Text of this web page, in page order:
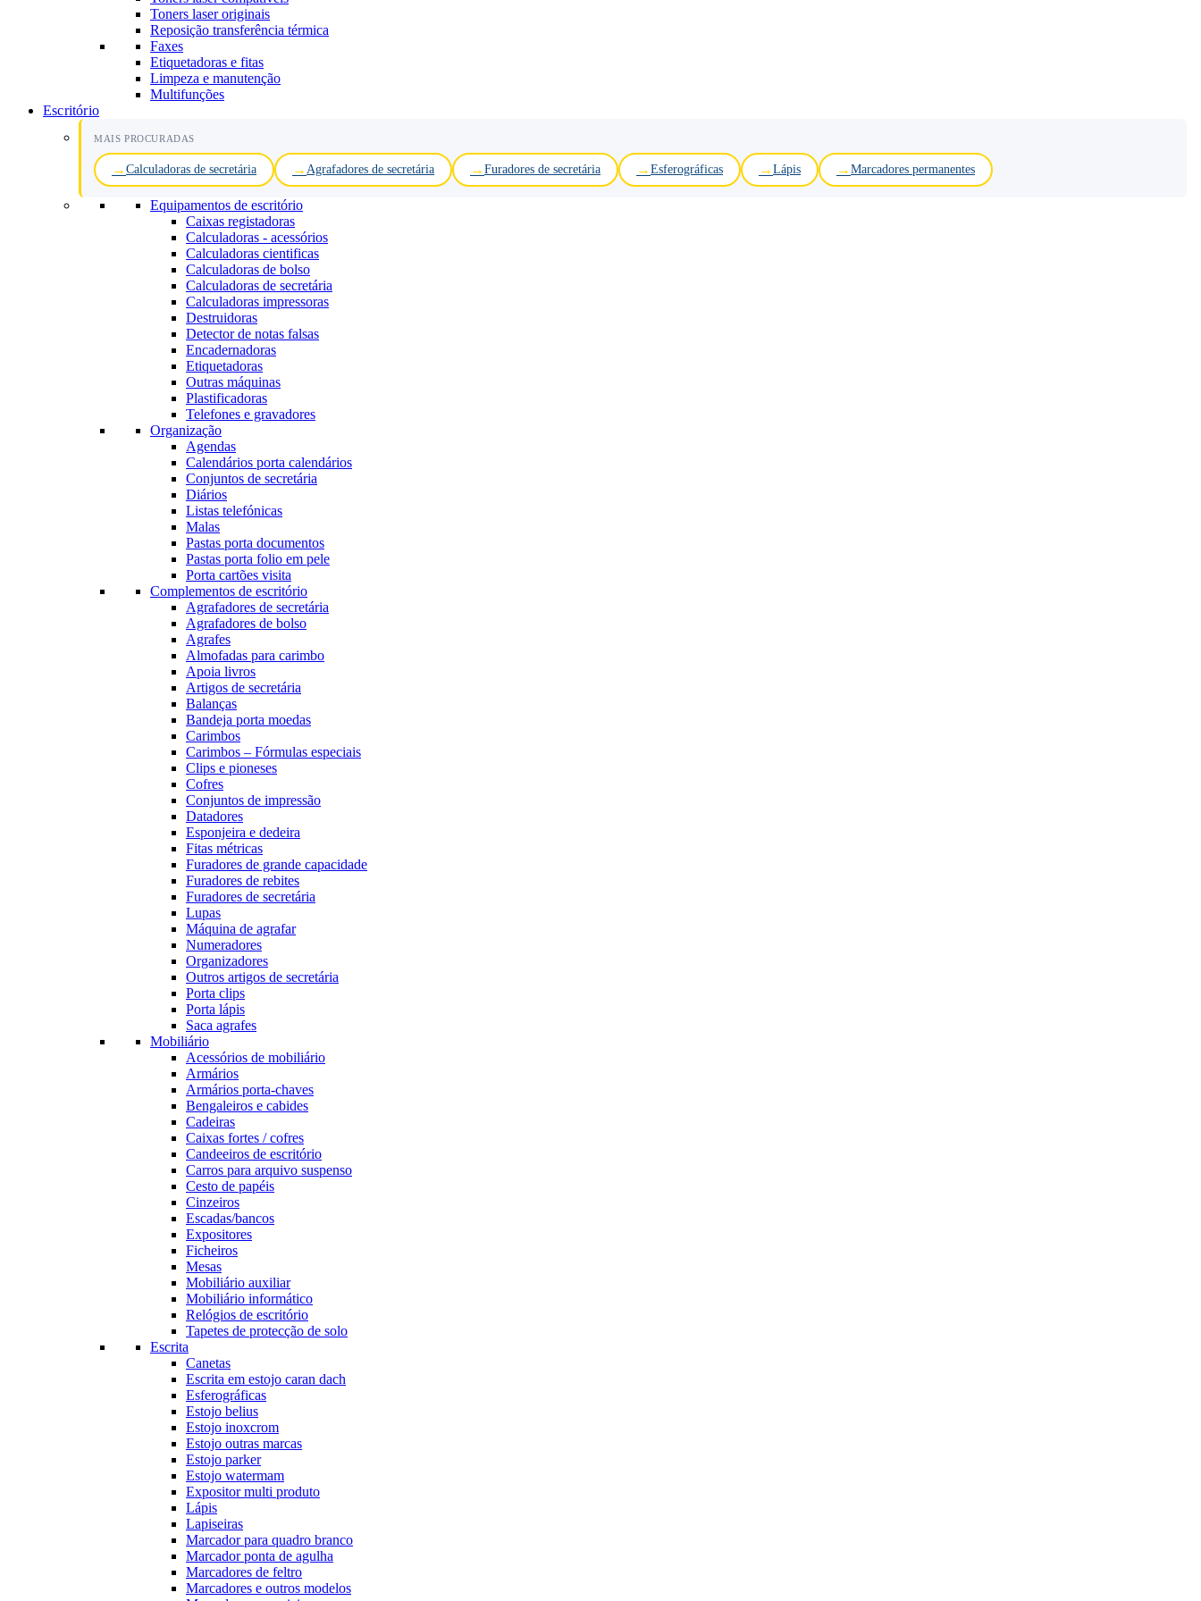
Toners laser originais
Reposição transferência térmica
Faxes
Etiquetadoras e fitas
Limpeza e manutenção
Multifunções
Escritório
MAIS PROCURADAS
Calculadoras de secretária Agrafadores de secretária Furadores de secretária Esferográficas Lápis Marcadores permanentes
Equipamentos de escritório
Caixas registadoras
Calculadoras - acessórios
Calculadoras cientificas
Calculadoras de bolso
Calculadoras de secretária
Calculadoras impressoras
Destruidoras
Detector de notas falsas
Encadernadoras
Etiquetadoras
Outras máquinas
Plastificadoras
Telefones e gravadores
Organização
Agendas
Calendários porta calendários
Conjuntos de secretária
Diários
Listas telefónicas
Malas
Pastas porta documentos
Pastas porta folio em pele
Porta cartões visita
Complementos de escritório
Agrafadores de secretária
Agrafadores de bolso
Agrafes
Almofadas para carimbo
Apoia livros
Artigos de secretária
Balanças
Bandeja porta moedas
Carimbos
Carimbos – Fórmulas especiais
Clips e pioneses
Cofres
Conjuntos de impressão
Datadores
Esponjeira e dedeira
Fitas métricas
Furadores de grande capacidade
Furadores de rebites
Furadores de secretária
Lupas
Máquina de agrafar
Numeradores
Organizadores
Outros artigos de secretária
Porta clips
Porta lápis
Saca agrafes
Mobiliário
Acessórios de mobiliário
Armários
Armários porta-chaves
Bengaleiros e cabides
Cadeiras
Caixas fortes / cofres
Candeeiros de escritório
Carros para arquivo suspenso
Cesto de papéis
Cinzeiros
Escadas/bancos
Expositores
Ficheiros
Mesas
Mobiliário auxiliar
Mobiliário informático
Relógios de escritório
Tapetes de protecção de solo
Escrita
Canetas
Escrita em estojo caran dach
Esferográficas
Estojo belius
Estojo inoxcrom
Estojo outras marcas
Estojo parker
Estojo watermam
Expositor multi produto
Lápis
Lapiseiras
Marcador para quadro branco
Marcador ponta de agulha
Marcadores de feltro
Marcadores e outros modelos